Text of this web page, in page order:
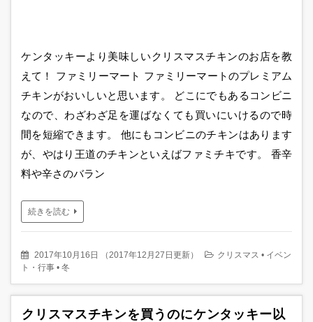
ケンタッキーより美味しいクリスマスチキンのお店を教
えて！ ファミリーマート ファミリーマートのプレミアム
チキンがおいしいと思います。 どこにでもあるコンビニ
なので、わざわざ足を運ばなくても買いにいけるので時
間を短縮できます。 他にもコンビニのチキンはあります
が、やはり王道のチキンといえばファミチキです。 香辛
料や辛さのバラン
続きを読む
2017年10月16日 （ 2017年12月27日更新） クリスマス • イベン
ト・行事 • 冬
クリスマスチキンを買うのにケンタッキー以